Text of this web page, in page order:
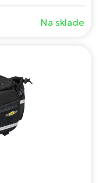
Na sklade